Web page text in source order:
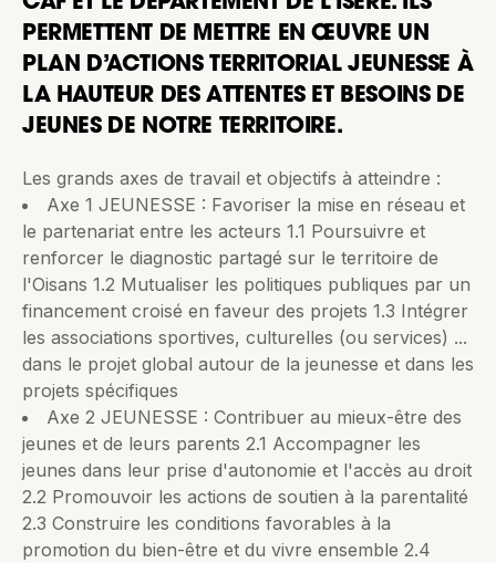
PERMETTENT DE METTRE EN ŒUVRE UN
PLAN D’ACTIONS TERRITORIAL JEUNESSE À
LA HAUTEUR DES ATTENTES ET BESOINS DE
JEUNES DE NOTRE TERRITOIRE.
Les grands axes de travail et objectifs à atteindre :
Axe 1 JEUNESSE : Favoriser la mise en réseau et
le partenariat entre les acteurs 1.1 Poursuivre et
renforcer le diagnostic partagé sur le territoire de
l'Oisans 1.2 Mutualiser les politiques publiques par un
financement croisé en faveur des projets 1.3 Intégrer
les associations sportives, culturelles (ou services) ...
dans le projet global autour de la jeunesse et dans les
projets spécifiques
Axe 2 JEUNESSE : Contribuer au mieux-être des
jeunes et de leurs parents 2.1 Accompagner les
jeunes dans leur prise d'autonomie et l'accès au droit
2.2 Promouvoir les actions de soutien à la parentalité
2.3 Construire les conditions favorables à la
promotion du bien-être et du vivre ensemble 2.4